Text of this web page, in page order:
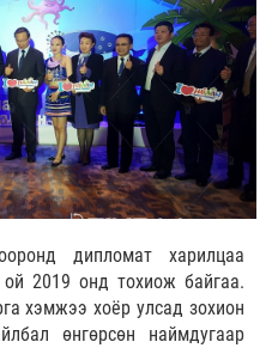
дипломат харилцаа
2019 онд тохиож байгаа.
хэмжээ хоёр улсад зохион
өнгөрсөн наймдугаар